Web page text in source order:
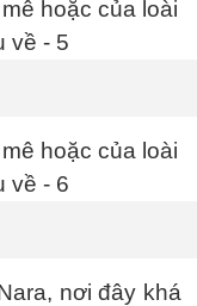
nơi đây khá